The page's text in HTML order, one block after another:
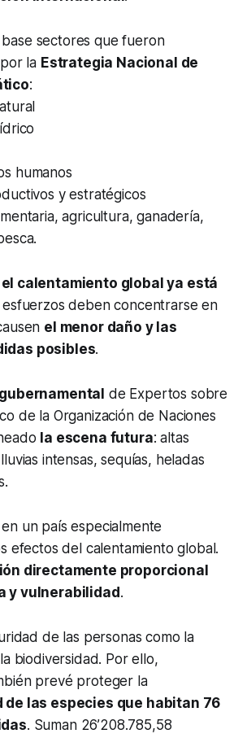
sectores que fueron
la Estrategia Nacional de
:
humanos
y estratégicos
agricultura, ganadería,
el calentamiento global ya está
deben concentrarse en
el menor daño y las
posibles.
de Expertos sobre
de la Organización de Naciones
la escena futura: altas
intensas, sequías, heladas
un país especialmente
efectos del calentamiento global.
directamente proporcional
y vulnerabilidad .
de las personas como la
biodiversidad. Por ello,
prevé proteger la
de las especies que habitan 76
. Suman 26’208.785,58